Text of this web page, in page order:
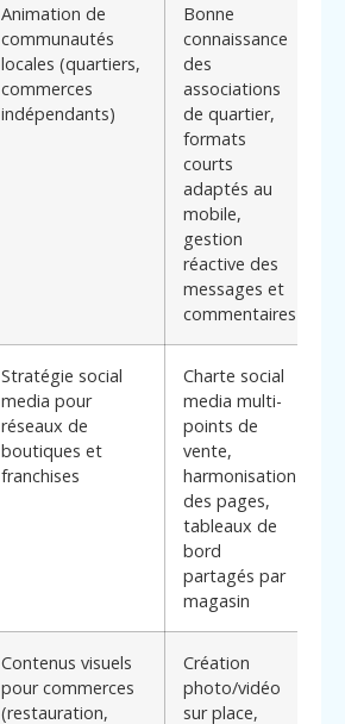
Animation de
communautés
locales (quartiers,
commerces
indépendants)
Bonne
connaissance
des
associations
de quartier,
formats
courts
adaptés au
mobile,
gestion
réactive des
messages et
commentaires
Stratégie social
media pour
réseaux de
boutiques et
franchises
Charte social
media multi-
points de
vente,
harmonisation
des pages,
tableaux de
bord
partagés par
magasin
Contenus visuels
pour commerces
(restauration,
Création
photo/vidéo
sur place,